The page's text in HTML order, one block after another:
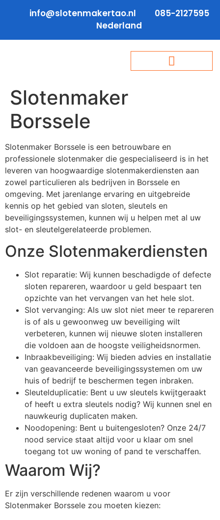
info@slotenmakertao.nl
085-2127595
Nederland
Slotenmaker
Borssele
Slotenmaker Borssele is een betrouwbare en
professionele slotenmaker die gespecialiseerd is in het
leveren van hoogwaardige slotenmakerdiensten aan
zowel particulieren als bedrijven in Borssele en
omgeving. Met jarenlange ervaring en uitgebreide
kennis op het gebied van sloten, sleutels en
beveiligingssystemen, kunnen wij u helpen met al uw
slot- en sleutelgerelateerde problemen.
Onze Slotenmakerdiensten
Slot reparatie: Wij kunnen beschadigde of defecte
sloten repareren, waardoor u geld bespaart ten
opzichte van het vervangen van het hele slot.
Slot vervanging: Als uw slot niet meer te repareren
is of als u gewoonweg uw beveiliging wilt
verbeteren, kunnen wij nieuwe sloten installeren
die voldoen aan de hoogste veiligheidsnormen.
Inbraakbeveiliging: Wij bieden advies en installatie
van geavanceerde beveiligingssystemen om uw
huis of bedrijf te beschermen tegen inbraken.
Sleutelduplicatie: Bent u uw sleutels kwijtgeraakt
of heeft u extra sleutels nodig? Wij kunnen snel en
nauwkeurig duplicaten maken.
Noodopening: Bent u buitengesloten? Onze 24/7
nood service staat altijd voor u klaar om snel
toegang tot uw woning of pand te verschaffen.
Waarom Wij?
Er zijn verschillende redenen waarom u voor
Slotenmaker Borssele zou moeten kiezen: